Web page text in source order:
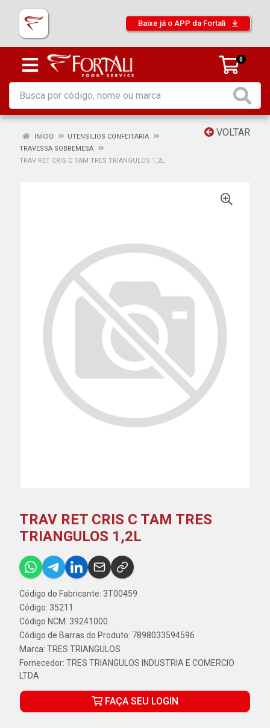
Baixe já o APP da Fortali
0
VOLTAR
INÍCIO
UTENSILIOS CONFEITARIA
TRAVESSA SOBREMESA
TRAV RET CRIS C TAM TRES TRIANGULOS 1,2L
TRAV RET CRIS C TAM TRES
TRIANGULOS 1,2L
Código do Fabricante: 3T00459
Código: 35211
Código NCM: 39241000
Código de Barras do Produto: 7898033594596
Marca: TRES TRIANGULOS
Fornecedor: TRES TRIANGULOS INDUSTRIA E COMERCIO
LTDA
FAÇA SEU LOGIN